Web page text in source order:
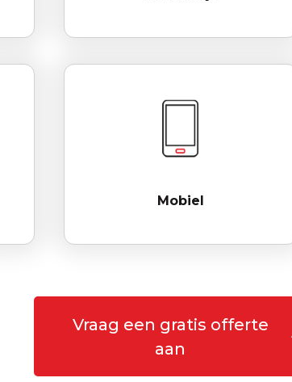
Mobiel
Vraag een gratis offerte
aan